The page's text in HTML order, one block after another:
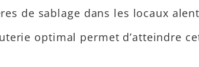
de sablage dans les locaux
optimal permet d’atteindre